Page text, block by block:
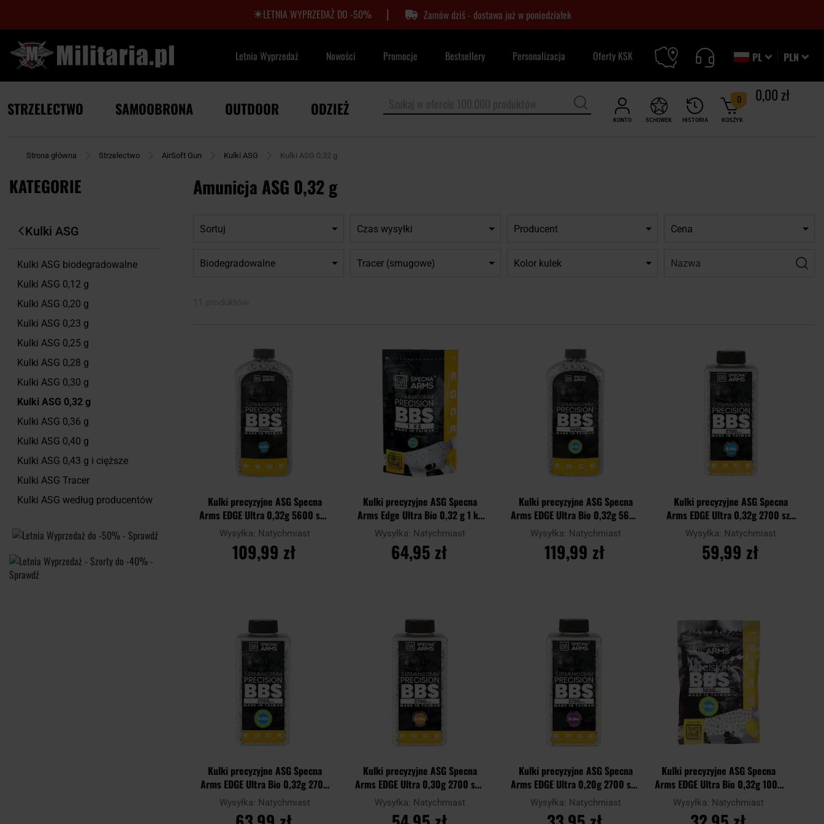
LETNIA WYPRZEDAŻ DO -50% | Zamów dziś - dostawa już w poniedziałek
PLN
PL
Letnia Wyprzedaż Nowości Promocje Bestsellery Personalizacja Oferty KSK
KONTO HISTORIA
SCHOWEK KOSZYK
0 0,00 zł
STRZELECTWO SAMOOBRONA OUTDOOR ODZIEŻ
Strona główna Strzelectwo AirSoft Gun Kulki ASG Kulki ASG 0,32 g
Amunicja ASG 0,32 g
KATEGORIE
Kulki ASG
Kulki ASG biodegradowalne
Kulki ASG 0,12 g
Kulki ASG 0,20 g
Kulki ASG 0,23 g
Kulki ASG 0,25 g
Kulki ASG 0,28 g
Kulki ASG 0,30 g
Kulki ASG 0,32 g
Kulki ASG 0,36 g
Kulki ASG 0,40 g
Kulki ASG 0,43 g i cięższe
Kulki ASG Tracer
Kulki ASG według producentów
Sortuj Czas wysyłki Producent Cena
Biodegradowalne Tracer (smugowe) Kolor kulek Filtr
Kulki precyzyjne ASG Specna
Arms EDGE Ultra 0,32g 5600 szt.
- Białe
Wysyłka: Natychmiast
109,99 zł
Kulki precyzyjne ASG Specna
Arms Edge Ultra Bio 0,32 g 1 kg
- Białe
Wysyłka: Natychmiast
64,95 zł
Kulki precyzyjne ASG Specna
Arms EDGE Ultra Bio 0,32g 5600
szt. - Białe
Wysyłka: Natychmiast
119,99 zł
Kulki precyzyjne ASG Specna
Arms EDGE Ultra 0,32g 2700 szt.
- Białe
Wysyłka: Natychmiast
59,99 zł
Kulki precyzyjne ASG Specna
Arms EDGE Ultra Bio 0,32g 2700
szt. - Białe
Wysyłka: Natychmiast
Kulki precyzyjne ASG Specna
Arms EDGE Ultra 0,30g 2700 szt.
- Białe
Wysyłka: Natychmiast
schowka
Kulki precyzyjne ASG Specna
Arms EDGE Ultra 0,20g 2700 szt.
- Białe
Wysyłka: Natychmiast
Kulki precyzyjne ASG Specna
Arms EDGE Ultra Bio 0,32g 1000
szt. - White
Wysyłka: Natychmiast